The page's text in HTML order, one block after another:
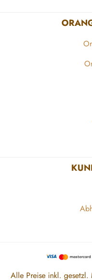
Alle Preise inkl. gesetzl.